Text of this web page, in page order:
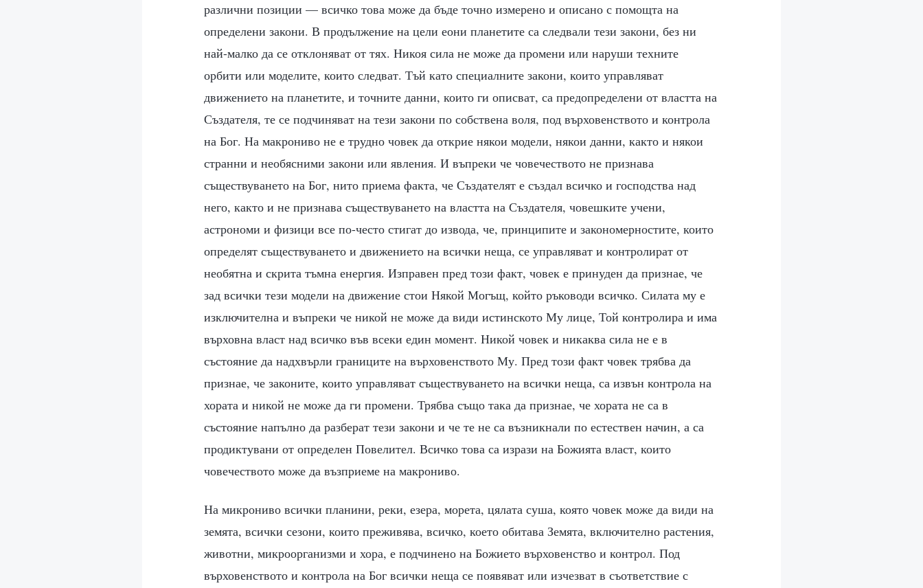
различни позиции — всичко това може да бъде точно измерено и описано с помощта на
определени закони. В продължение на цели еони планетите са следвали тези закони, без ни
най-малко да се отклоняват от тях. Никоя сила не може да промени или наруши техните
орбити или моделите, които следват. Тъй като специалните закони, които управляват
движението на планетите, и точните данни, които ги описват, са предопределени от властта на
Създателя, те се подчиняват на тези закони по собствена воля, под върховенството и контрола
на Бог. На макрониво не е трудно човек да открие някои модели, някои данни, както и някои
странни и необясними закони или явления. И въпреки че човечеството не признава
съществуването на Бог, нито приема факта, че Създателят е създал всичко и господства над
него, както и не признава съществуването на властта на Създателя, човешките учени,
астрономи и физици все по-често стигат до извода, че, принципите и закономерностите, които
определят съществуването и движението на всички неща, се управляват и контролират от
необятна и скрита тъмна енергия. Изправен пред този факт, човек е принуден да признае, че
зад всички тези модели на движение стои Някой Могъщ, който ръководи всичко. Силата му е
изключителна и въпреки че никой не може да види истинското Му лице, Той контролира и има
върховна власт над всичко във всеки един момент. Никой човек и никаква сила не е в
състояние да надхвърли границите на върховенството Му. Пред този факт човек трябва да
признае, че законите, които управляват съществуването на всички неща, са извън контрола на
хората и никой не може да ги промени. Трябва също така да признае, че хората не са в
състояние напълно да разберат тези закони и че те не са възникнали по естествен начин, а са
продиктувани от определен Повелител. Всичко това са изрази на Божията власт, които
човечеството може да възприеме на макрониво.
На микрониво всички планини, реки, езера, морета, цялата суша, която човек може да види на
земята, всички сезони, които преживява, всичко, което обитава Земята, включително растения,
животни, микроорганизми и хора, е подчинено на Божието върховенство и контрол. Под
върховенството и контрола на Бог всички неща се появяват или изчезват в съответствие с